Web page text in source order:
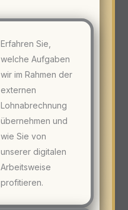
Erfahren Sie,
welche Aufgaben
wir im Rahmen der
externen
Lohnabrechnung
übernehmen und
wie Sie von
unserer digitalen
Arbeitsweise
profitieren.